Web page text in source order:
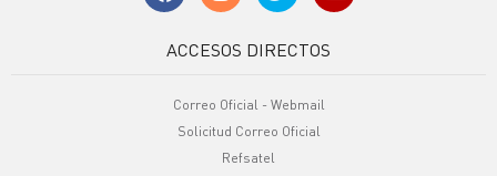
ACCESOS DIRECTOS
Correo Oficial - Webmail
Solicitud Correo Oficial
Refsatel